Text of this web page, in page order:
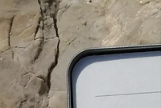
opportunités qu'elles proposent.